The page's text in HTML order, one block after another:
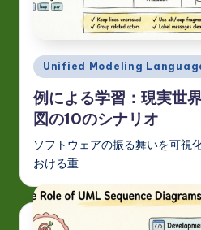
p
a
n
e
s
e
-
Posted
in
Unified Modeling
例による学習：現実世
図の10のシナリオ
ソフトウェアの振る舞いを可視
おける重…